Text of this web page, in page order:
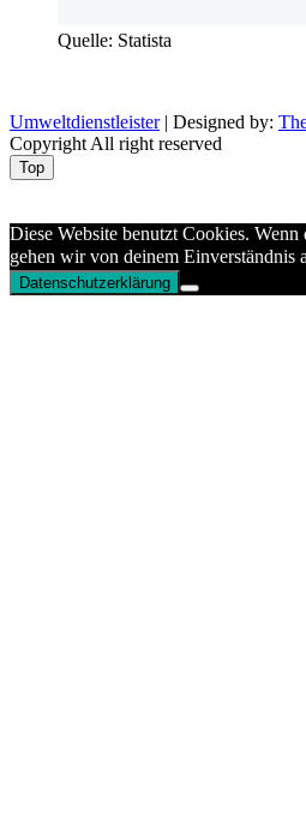
Quelle: Statista
Umweltdienstleister| Designed by:
Copyright All right reserved
Top
Diese Website benutzt Cookies.
gehen wir von deinem Einverständnis
Datenschutzerklärung